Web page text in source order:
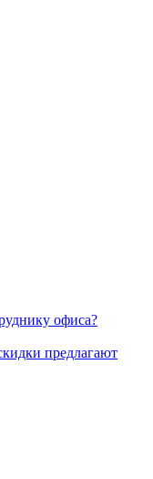
офиса?